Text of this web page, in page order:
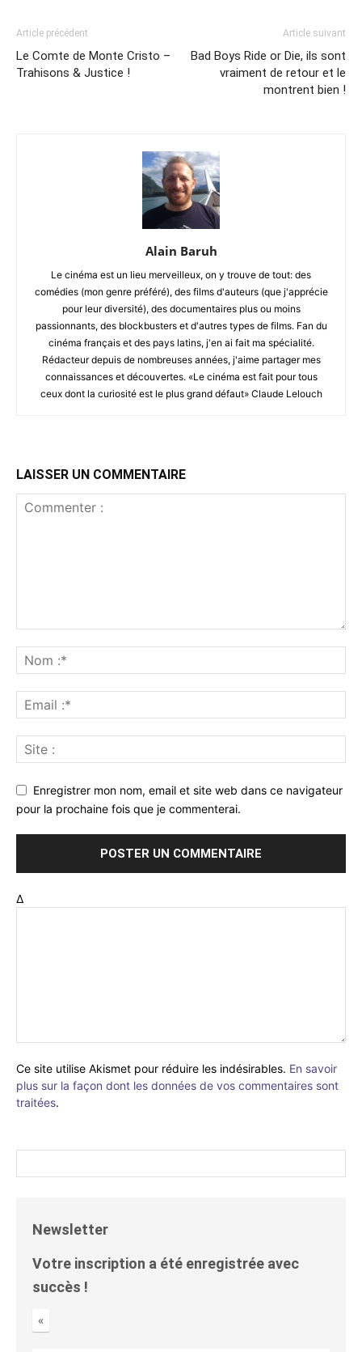
Article précédent
Le Comte de Monte Cristo –
Trahisons & Justice !
Article suivant
Bad Boys Ride or Die, ils sont
vraiment de retour et le
montrent bien !
Alain Baruh
Le cinéma est un lieu merveilleux, on y trouve de tout: des
comédies (mon genre préféré), des films d'auteurs (que j'apprécie
pour leur diversité), des documentaires plus ou moins
passionnants, des blockbusters et d'autres types de films. Fan du
cinéma français et des pays latins, j'en ai fait ma spécialité.
Rédacteur depuis de nombreuses années, j'aime partager mes
connaissances et découvertes. «Le cinéma est fait pour tous
ceux dont la curiosité est le plus grand défaut» Claude Lelouch
LAISSER UN COMMENTAIRE
Enregistrer mon nom, email et site web dans ce navigateur
pour la prochaine fois que je commenterai.
Δ
Ce site utilise Akismet pour réduire les indésirables. En savoir
plus sur la façon dont les données de vos commentaires sont
traitées.
Newsletter
Votre inscription a été enregistrée avec
succès !
«